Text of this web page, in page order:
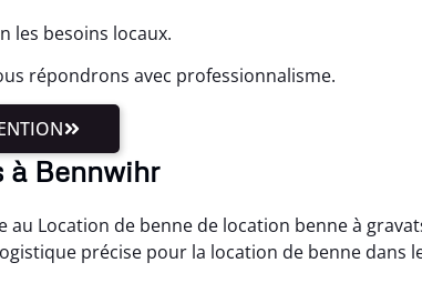
les besoins locaux.
répondrons avec professionnalisme.
à Bennwihr
au Location de benne de location benne à
précise pour la location de benne dans